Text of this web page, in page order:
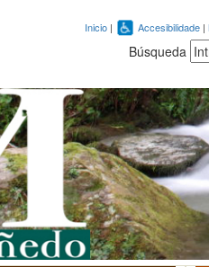
Inicio | Accesibilidade |
Búsqueda